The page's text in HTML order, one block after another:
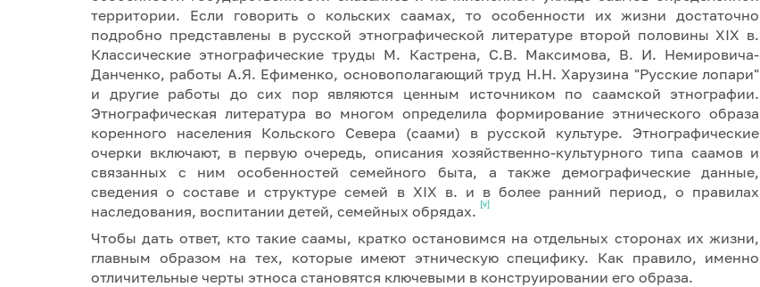
территории. Если говорить о кольских саамах, то особенности их жизни достаточно
подробно представлены в русской этнографической литературе второй половины XIX в.
Классические этнографические труды М. Кастрена, С.В. Максимова, В. И. Немировича-
Данченко, работы А.Я. Ефименко, основополагающий труд Н.Н. Харузина "Русские лопари"
и другие работы до сих пор являются ценным источником по саамской этнографии.
Этнографическая литература во многом определила формирование этнического образа
коренного населения Кольского Севера (саами) в русской культуре. Этнографические
очерки включают, в первую очередь, описания хозяйственно-культурного типа саамов и
связанных с ним особенностей семейного быта, а также демографические данные,
сведения о составе и структуре семей в XIX в. и в более ранний период, о правилах
наследования, воспитании детей, семейных обрядах. [v]
Чтобы дать ответ, кто такие саамы, кратко остановимся на отдельных сторонах их жизни,
главным образом на тех, которые имеют этническую специфику. Как правило, именно
отличительные черты этноса становятся ключевыми в конструировании его образа.